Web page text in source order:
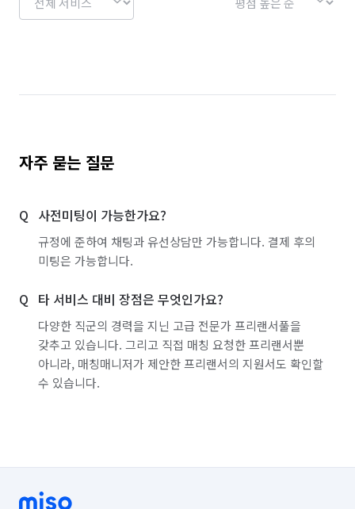
자주 묻는 질문
사전미팅이 가능한가요?
규정에 준하여 채팅과 유선상담만 가능합니다. 결제 후의
미팅은 가능합니다.
타 서비스 대비 장점은 무엇인가요?
다양한 직군의 경력을 지닌 고급 전문가 프리랜서풀을
갖추고 있습니다. 그리고 직접 매칭 요청한 프리랜서뿐
아니라, 매칭매니저가 제안한 프리랜서의 지원서도 확인할
수 있습니다.